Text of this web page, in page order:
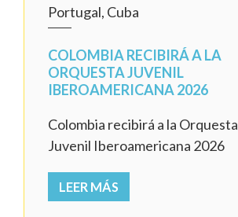
Portugal, Cuba
COLOMBIA RECIBIRÁ A LA
ORQUESTA JUVENIL
IBEROAMERICANA 2026
Colombia recibirá a la Orquesta
Juvenil Iberoamericana 2026
LEER MÁS